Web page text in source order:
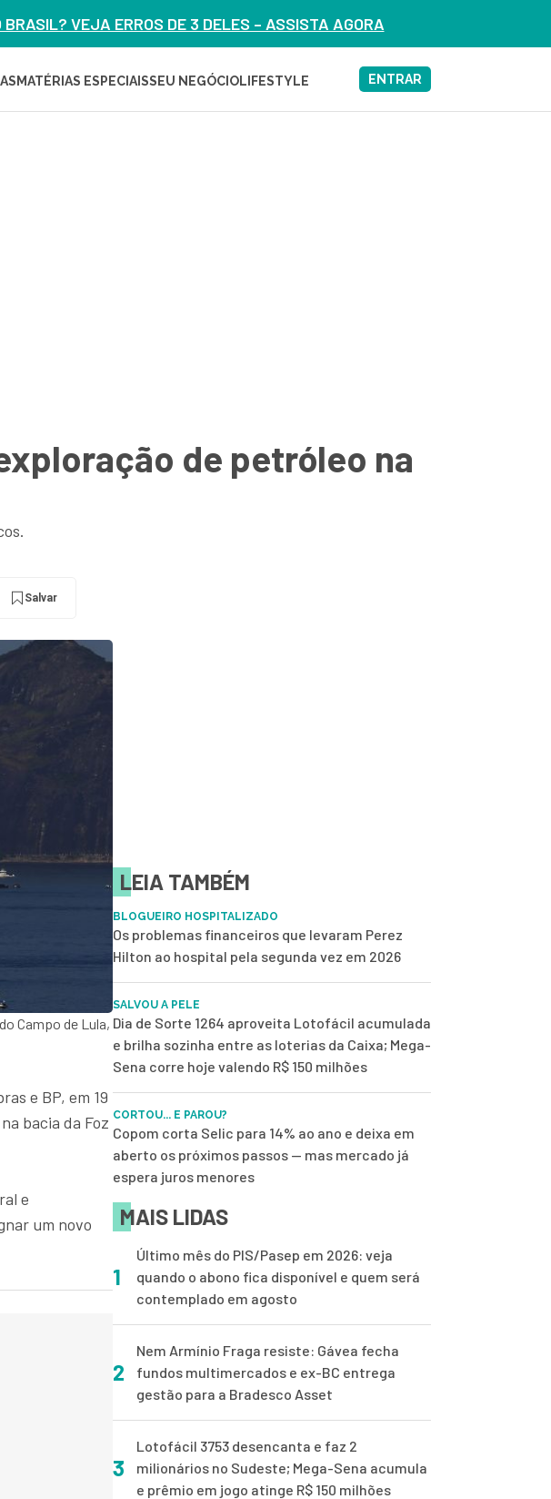
BRASIL? VEJA ERROS DE 3 DELES – ASSISTA AGORA
MATÉRIAS ESPECIAISSEU NEGÓCIOLIFESTYLE ENTRAR
de petróleo na
Salvar
Campo de Lula,
e BP, em 19
bacia da Foz
e
um novo
LEIA TAMBÉM
BLOGUEIRO HOSPITALIZADO
Os problemas financeiros que levaram Perez
Hilton ao hospital pela segunda vez em 2026
SALVOU A PELE
Dia de Sorte 1264 aproveita Lotofácil acumulada
e brilha sozinha entre as loterias da Caixa; Mega-
Sena corre hoje valendo R$ 150 milhões
CORTOU... E PAROU?
Copom corta Selic para 14% ao ano e deixa em
aberto os próximos passos — mas mercado já
espera juros menores
MAIS LIDAS
1
Último mês do PIS/Pasep em 2026: veja
quando o abono fica disponível e quem será
contemplado em agosto
2
Nem Armínio Fraga resiste: Gávea fecha
fundos multimercados e ex-BC entrega
gestão para a Bradesco Asset
3
Lotofácil 3753 desencanta e faz 2
milionários no Sudeste; Mega-Sena acumula
e prêmio em jogo atinge R$ 150 milhões